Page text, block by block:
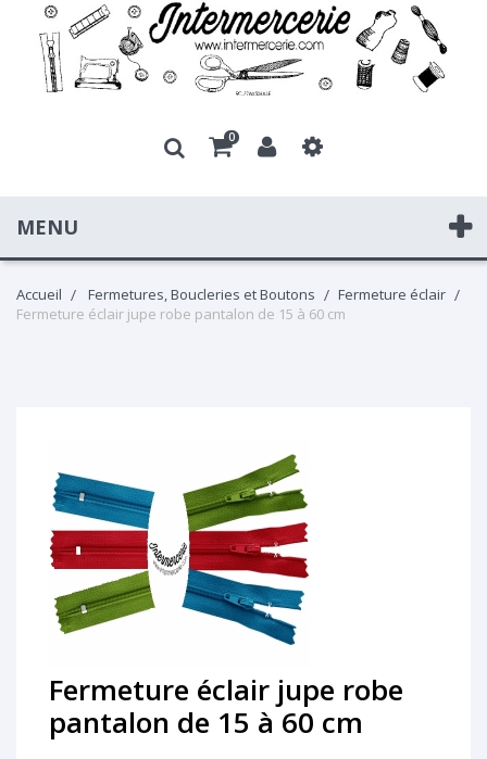
0
MENU
Accueil Fermetures, Boucleries et Boutons
Fermeture éclair
Fermeture éclair jupe robe pantalon de 15 à 60 cm
Fermeture éclair jupe robe
pantalon de 15 à 60 cm